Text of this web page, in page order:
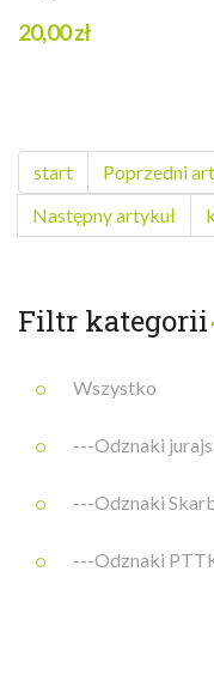
20,00 zł
start Poprzedni
Następny artykuł
Filtr kategorii
Wszystko
---Odznaki
---Odznaki
---Odznaki